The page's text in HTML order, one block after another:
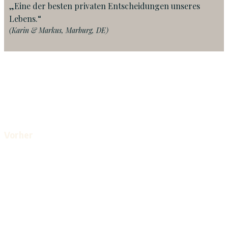
„Eine der besten privaten Entscheidungen unseres
Lebens.“
(Karin & Markus, Marburg, DE)